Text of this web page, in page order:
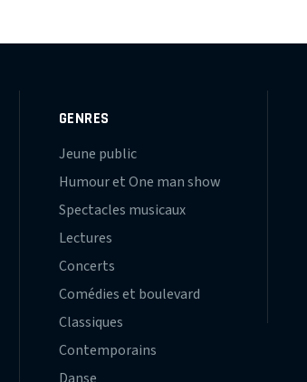
GENRES
Jeune public
Humour et One man show
Spectacles musicaux
Lectures
Concerts
Comédies et boulevard
Classiques
Contemporains